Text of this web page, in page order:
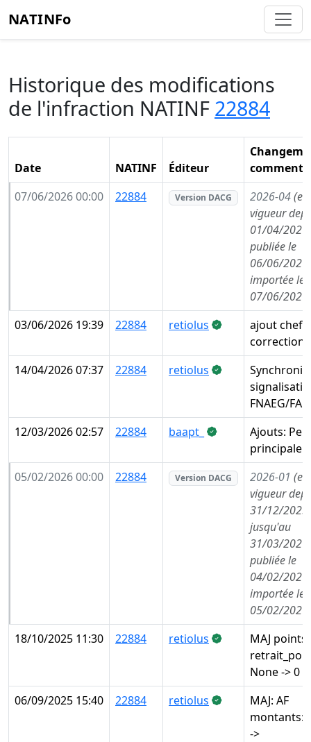
NATINFo
Historique des modifications
de l'infraction NATINF 22884
Date NATINF Éditeur
07/06/2026 00:00
22884 Version DACG 2026-04(en
vigueur
01/04/2026,
publiée le
06/06/2026,
importée le
07/06/2026)
03/06/2026 19:39
22884 retiolus
ajout chef +
correction
14/04/2026 07:37
22884 retiolus
FNAEG/
12/03/2026 02:57
22884 baapt_
Ajouts:
principale
05/02/2026 00:00
22884 Version DACG 2026-01 (en
vigueur
31/12/2025,
jusqu'au
31/03/2026,
publiée le
04/02/2026,
importée le
05/02/2026)
18/10/2025 11:30
22884 retiolus
MAJ points:
None -> 0
06/09/2025 15:40
22884 retiolus
MAJ: AF
montants:
->